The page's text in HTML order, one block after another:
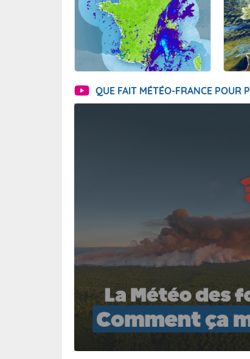
QUE FAIT MÉTÉO-FRANCE POUR